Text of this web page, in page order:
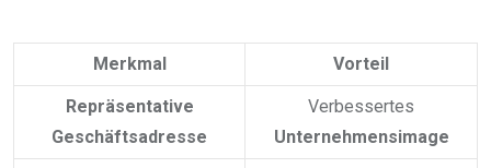
Merkmal Vorteil
Repräsentative
Geschäftsadresse
Verbessertes
Unternehmensimage